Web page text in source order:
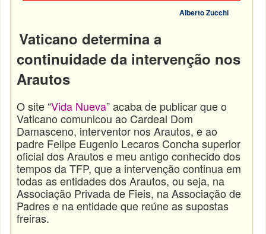
Alberto Zucchi
Vaticano determina a
continuidade da intervenção nos
Arautos
O site “Vida Nueva” acaba de publicar que o
Vaticano comunicou ao Cardeal Dom
Damasceno, interventor nos Arautos, e ao
padre Felipe Eugenio Lecaros Concha superior
oficial dos Arautos e meu antigo conhecido dos
tempos da TFP, que a intervenção continua em
todas as entidades dos Arautos, ou seja, na
Associação Privada de Fieis, na Associação de
Padres e na entidade que reúne as supostas
freiras.